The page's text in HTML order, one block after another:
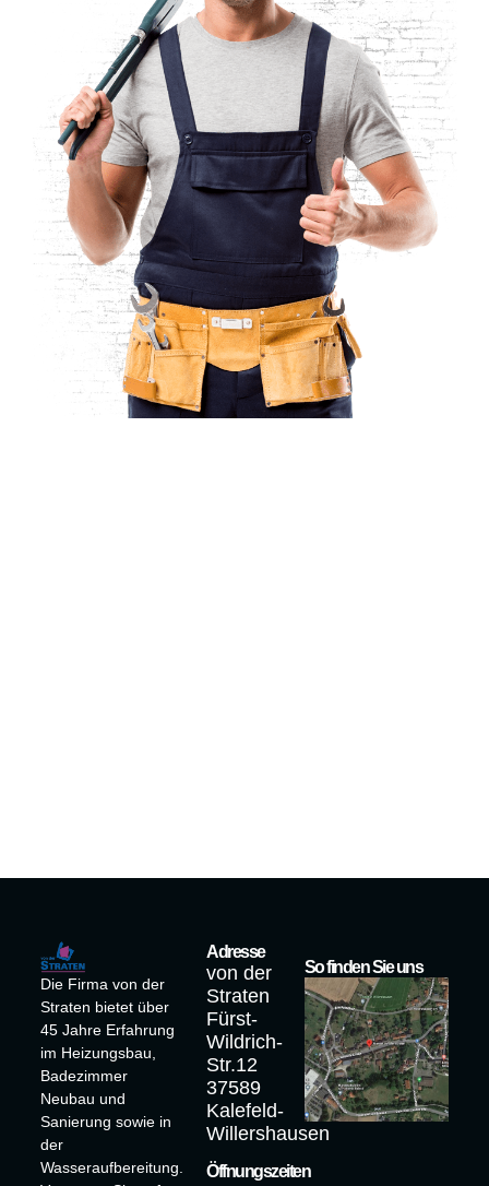
Die Firma von der
Straten bietet über
45 Jahre Erfahrung
im Heizungsbau,
Badezimmer
Neubau und
Sanierung sowie in
der
Wasseraufbereitung.
Adresse
von der
Straten
Fürst-
Wildrich-
Str.12
37589
Kalefeld-
Willershausen
Öffnungszeiten
So finden Sie uns